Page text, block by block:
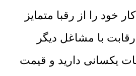
خود را از رقبا متمایز
با مشاغل دیگر
یکسانی دارید و قیمت